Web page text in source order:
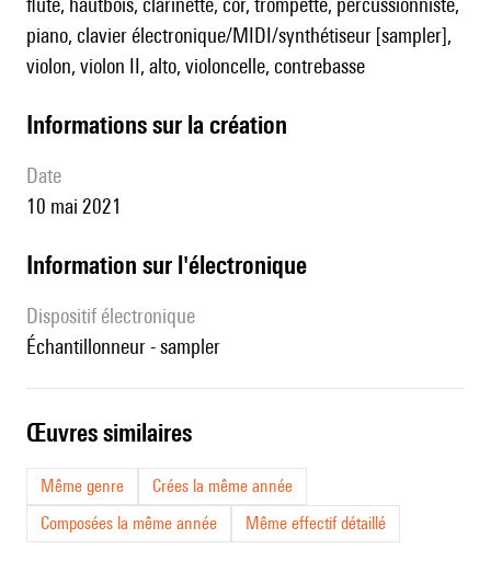
piano, clavier électronique/MIDI/synthétiseur [sampler],
violon, violon II, alto, violoncelle, contrebasse
informations sur la création
date
10 mai 2021
Information sur l'électronique
Dispositif électronique
échantillonneur - sampler
œuvres similaires
Même genre
Crées la même année
Composées la même année
Même effectif détaillé